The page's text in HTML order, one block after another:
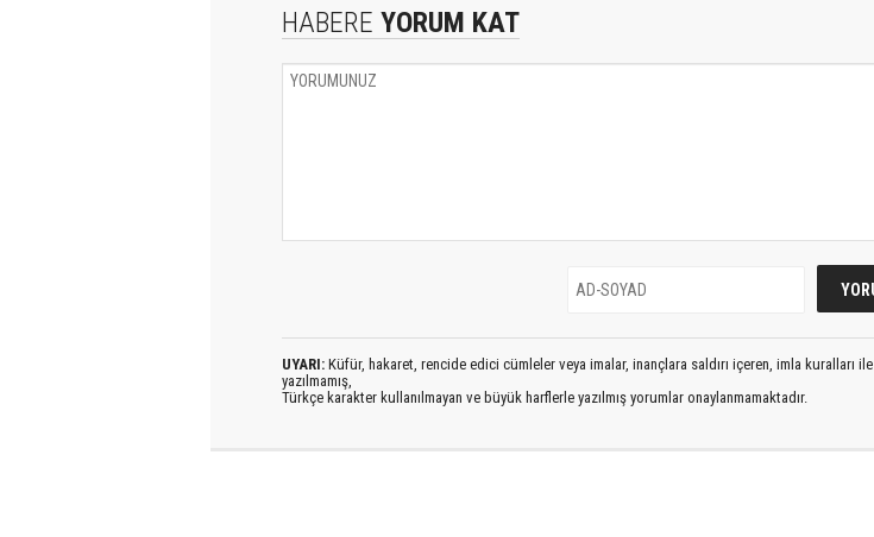
HABERE YORUM KAT
UYARI: Küfür, hakaret, rencide edici cümleler veya imalar, inançlara saldırı içeren, imla kuralları ile
yazılmamış,
Türkçe karakter kullanılmayan ve büyük harflerle yazılmış yorumlar onaylanmamaktadır.